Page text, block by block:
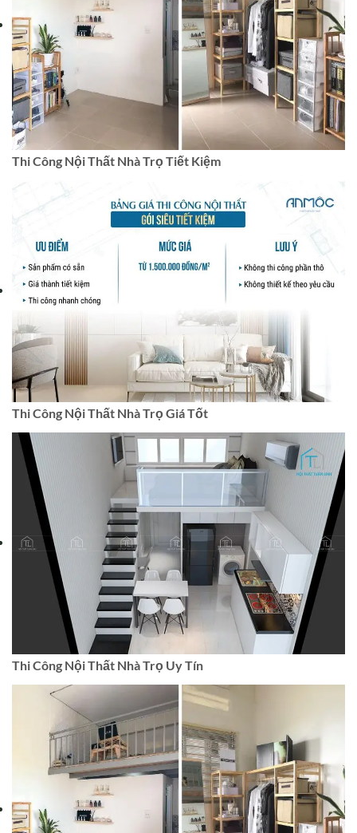
Thi Công Nội Thất Nhà Trọ Tiết Kiệm
Thi Công Nội Thất Nhà Trọ Giá Tốt
Thi Công Nội Thất Nhà Trọ Uy Tín